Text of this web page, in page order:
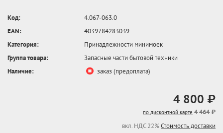
Код:
4.067-063.0
EAN:
4039784283039
Категория:
Принадлежности минимоек
Группа товара:
Запасные части бытовой техники
Наличие:
заказ (предоплата)
4 800 ₽
по дисконтной карте 4 464 ₽
вкл. НДС 22%Стоимость доставки